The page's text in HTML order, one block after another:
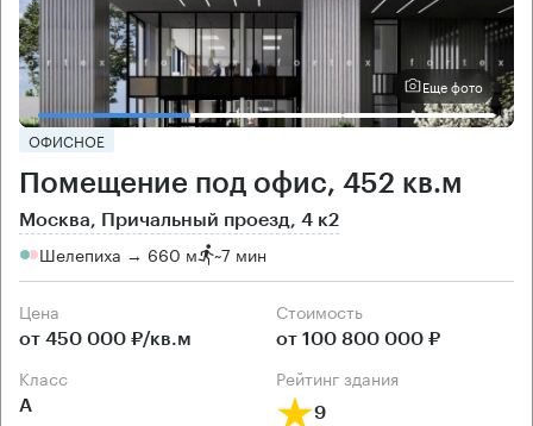
Еще фото
ОФИСНОЕ
Помещение под офис, 452 кв.м
Москва, Причальный проезд, 4 к2
Шелепиха → 660 м ~7 мин
Цена
от 450 000 ₽/кв.м
Cтоимость
от 100 800 000 ₽
класс
А
рейтинг здания
9